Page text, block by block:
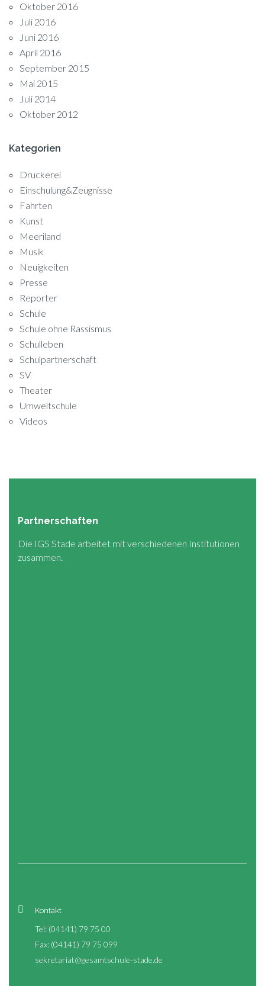
Oktober 2016
Juli 2016
Juni 2016
April 2016
September 2015
Mai 2015
Juli 2014
Oktober 2012
Kategorien
Druckerei
Einschulung&Zeugnisse
Fahrten
Kunst
Meeriland
Musik
Neuigkeiten
Presse
Reporter
Schule
Schule ohne Rassismus
Schulleben
Schulpartnerschaft
SV
Theater
Umweltschule
Videos
Partnerschaften
Die IGS Stade arbeitet mit verschiedenen Institutionen
zusammen.
Kontakt
Tel: (04141) 79 75 00
Fax: (04141) 79 75 099
sekretariat@gesamtschule-stade.de